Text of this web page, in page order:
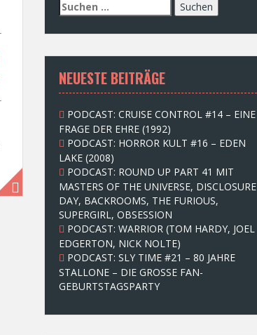
S
u
c
e
n
n
c
h
:
NEUESTE BEITRÄGE
PODCAST: CRUISE CONTROL #14 – EINE
FRAGE DER EHRE (1992)
PODCAST: HORROR KULT #16 – EDEN
LAKE (2008)
PODCAST: ROUND UP PART 41 MIT
MASTERS OF THE UNIVERSE, DISCLOSURE
DAY, BACKROOMS, THE FURIOUS,
SUPERGIRL, OBSESSION
PODCAST: WARRIOR (TOM HARDY, JOEL
EDGERTON, NICK NOLTE)
PODCAST: SLY TIME #21 – 80 JAHRE
STALLONE – DIE GROSSE FAN-
GEBURTSTAGSPARTY